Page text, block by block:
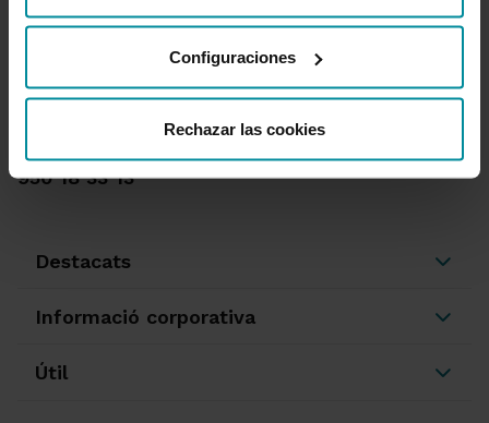
desde nuestraPolítica de Cookies.
Configuraciones
Rechazar las cookies
Queixes i reclamacions
Oficines i caixers
Desbloqueig d'accés a banca en línia
950 18 33 13
Destacats
Informació corporativa
Útil